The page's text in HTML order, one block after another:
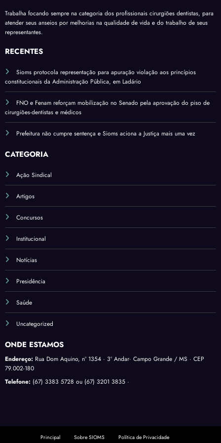
ubrid
ade
salári
o
base
verba
s
o
uma
comi
do*
Trabalha focando sempre na categoria dos profissionais cirurgiões dentistas, para
atender seus anseios por melhorias na qualidade de vida e do trabalho de seus
representantes.
RECENTES
Sioms protocola representação para apuração violação aos princípios
constitucionais da Administração Pública, em Ladário
FNO e Fenam reforçam mobilização no Senado pela aprovação do piso de
cirurgiões-dentistas e médicos
Prefeitura não cumpre sentença e Sioms aciona a Justiça mais uma vez
CATEGORIA
Ação Sindical
Artigos
Concursos
Institucional
Notícias
Presidência
Saúde
Uncategorized
ONDE ESTAMOS
Endereço: Rua Dom Aquino, nº 1354 · 3º Andar· Campo Grande / MS · CEP
79.002-180
Telefone: (67) 3383 5728 ou (67) 3201 3835 ·
Principal Sobre SIOMS
Política de Privacidade